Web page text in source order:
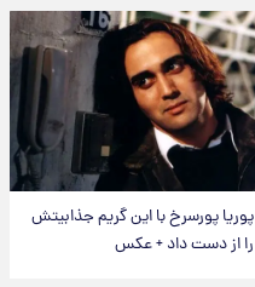
پوریا پورسرخ با این گریم جذابیتش
را از دست داد + عکس